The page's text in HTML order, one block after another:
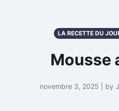
LA RECETTE DU
Mousse
novembre 3, 2025 | by